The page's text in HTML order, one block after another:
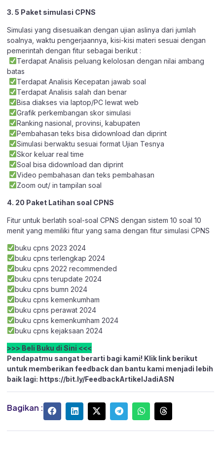
3. 5 Paket simulasi CPNS
Simulasi yang disesuaikan dengan ujian aslinya dari jumlah
soalnya, waktu pengerjaannya, kisi-kisi materi sesuai dengan
pemerintah dengan fitur sebagai berikut :
Terdapat Analisis peluang kelolosan dengan nilai ambang
batas
Terdapat Analisis Kecepatan jawab soal
Terdapat Analisis salah dan benar
Bisa diakses via laptop/PC lewat web
Grafik perkembangan skor simulasi
Ranking nasional, provinsi, kabupaten
Pembahasan teks bisa didownload dan diprint
Simulasi berwaktu sesuai format Ujian Tesnya
Skor keluar real time
Soal bisa didownload dan diprint
Video pembahasan dan teks pembahasan
Zoom out/ in tampilan soal
4. 20 Paket Latihan soal CPNS
Fitur untuk berlatih soal-soal CPNS dengan sistem 10 soal 10
menit yang memiliki fitur yang sama dengan fitur simulasi CPNS
buku cpns 2023 2024
buku cpns terlengkap 2024
buku cpns 2022 recommended
buku cpns terupdate 2024
buku cpns bumn 2024
buku cpns kemenkumham
buku cpns perawat 2024
buku cpns kemenkumham 2024
buku cpns kejaksaan 2024
>>> Beli Buku di Sini <<<
Pendapatmu sangat berarti bagi kami! Klik link berikut
untuk memberikan feedback dan bantu kami menjadi lebih
baik lagi: https://bit.ly/FeedbackArtikelJadiASN
Bagikan :